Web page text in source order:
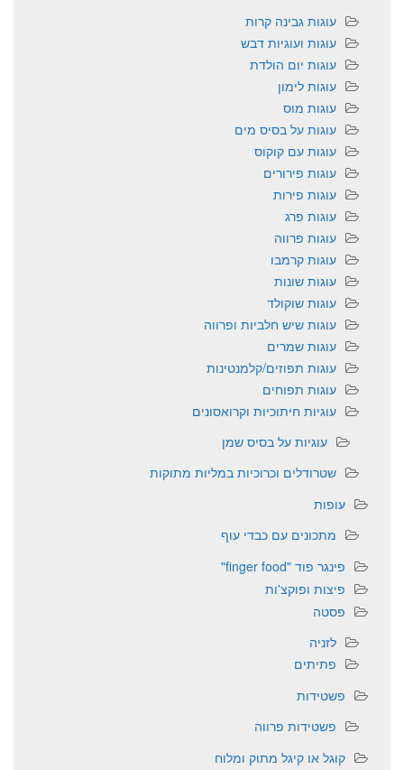
עוגות גבינה קרות
עוגות ועוגיות דבש
עוגות יום הולדת
עוגות לימון
עוגות מוס
עוגות על בסיס מים
עוגות עם קוקוס
עוגות פירורים
עוגות פירות
עוגות פרג
עוגות פרווה
עוגות קרמבו
עוגות שונות
עוגות שוקולד
עוגות שיש חלביות ופרווה
עוגות שמרים
עוגות תפוזים/קלמנטינות
עוגות תפוחים
עוגיות חיתוכיות וקרואסונים
עוגיות על בסיס שמן
שטרודלים וכרוכיות במליות מתוקות
עופות
מתכונים עם כבדי עוף
פינגר פוד "finger food"
פיצות ופוקצ'ות
פסטה
לזניה
פתיתים
פשטידות
פשטידות פרווה
קוגל או קיגל מתוק ומלוח